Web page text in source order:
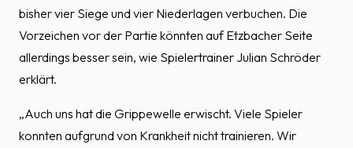
bisher vier Siege und vier Niederlagen verbuchen. Die
Vorzeichen vor der Partie könnten auf Etzbacher Seite
allerdings besser sein, wie Spielertrainer Julian Schröder
erklärt.
„Auch uns hat die Grippewelle erwischt. Viele Spieler
konnten aufgrund von Krankheit nicht trainieren. Wir